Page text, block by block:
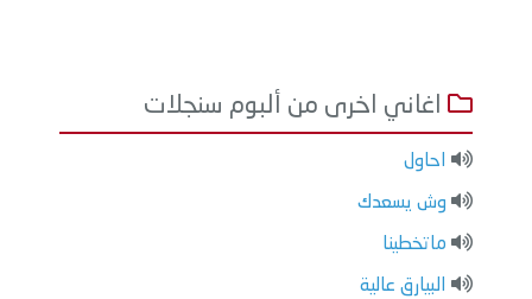
اغاني اخرى من ألبوم سنجلات
احاول
وش يسعدك
ماتخطينا
البيارق عالية